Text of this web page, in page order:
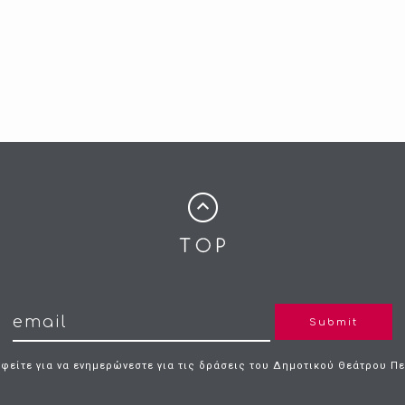
Submit
για να ενημερώνεστε για τις δράσεις του Δημοτικού Θεάτρου